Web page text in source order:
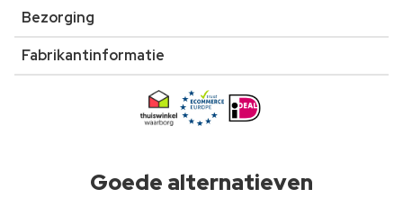
Bezorging
Fabrikantinformatie
Goede alternatieven